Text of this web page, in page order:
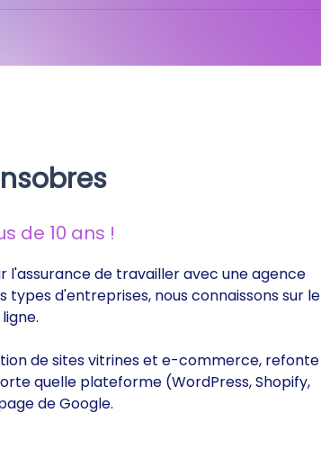
de 10 ans !
l'assurance de travailler avec une agence
types d'entreprises, nous connaissons sur le
de sites vitrines et e-commerce, refonte
quelle plateforme (WordPress, Shopify,
de Google.